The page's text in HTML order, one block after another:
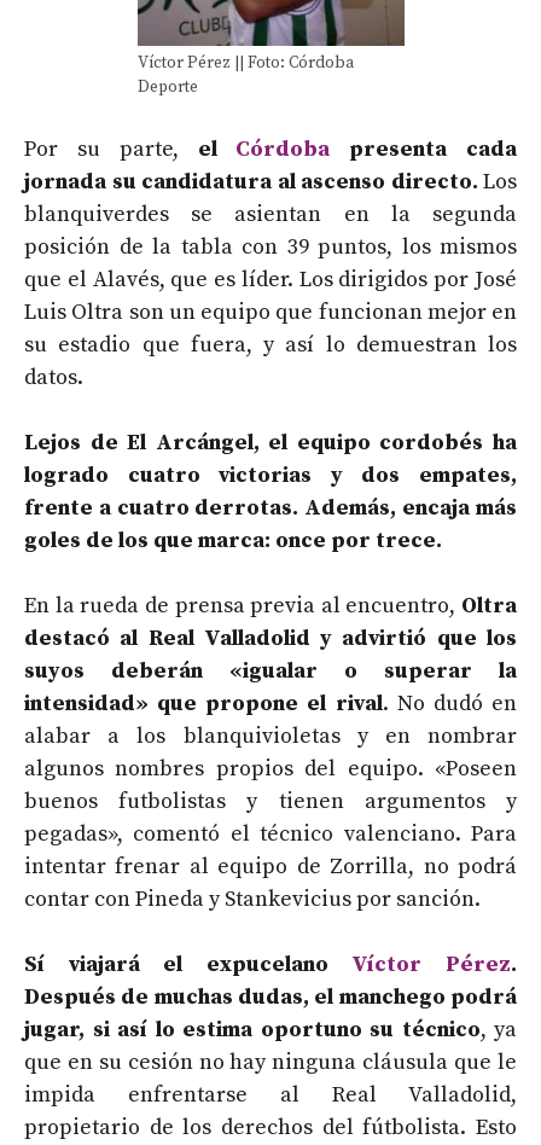
Víctor Pérez || Foto: Córdoba
Deporte
Por su parte, el Córdoba presenta cada
jornada su candidatura al ascenso directo. Los
blanquiverdes se asientan en la segunda
posición de la tabla con 39 puntos, los mismos
que el Alavés, que es líder. Los dirigidos por José
Luis Oltra son un equipo que funcionan mejor en
su estadio que fuera, y así lo demuestran los
datos.
Lejos de El Arcángel, el equipo cordobés ha
logrado cuatro victorias y dos empates,
frente a cuatro derrotas. Además, encaja más
goles de los que marca: once por trece.
En la rueda de prensa previa al encuentro, Oltra
destacó al Real Valladolid y advirtió que los
suyos deberán «igualar o superar la
intensidad» que propone el rival. No dudó en
alabar a los blanquivioletas y en nombrar
algunos nombres propios del equipo. «Poseen
buenos futbolistas y tienen argumentos y
pegadas», comentó el técnico valenciano. Para
intentar frenar al equipo de Zorrilla, no podrá
contar con Pineda y Stankevicius por sanción.
Sí viajará el expucelano Víctor Pérez.
Después de muchas dudas, el manchego podrá
jugar, si así lo estima oportuno su técnico, ya
que en su cesión no hay ninguna cláusula que le
impida enfrentarse al Real Valladolid,
propietario de los derechos del fútbolista. Esto